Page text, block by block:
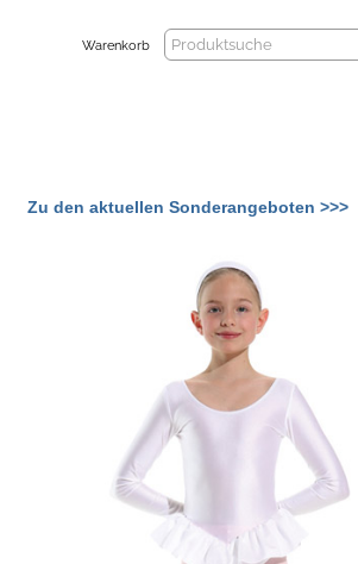
Warenkorb
Zu den aktuellen Sonderangeboten >>>